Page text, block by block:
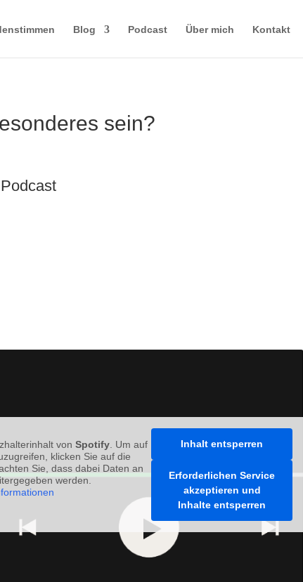
Blog Podcast Über mich Kontakt
sein?
Podcast
von Spotify. Um auf
klicken Sie auf die
Sie, dass dabei Daten an
werden.
Inhalt entsperren
Erforderlichen Service
akzeptieren und
Inhalte entsperren